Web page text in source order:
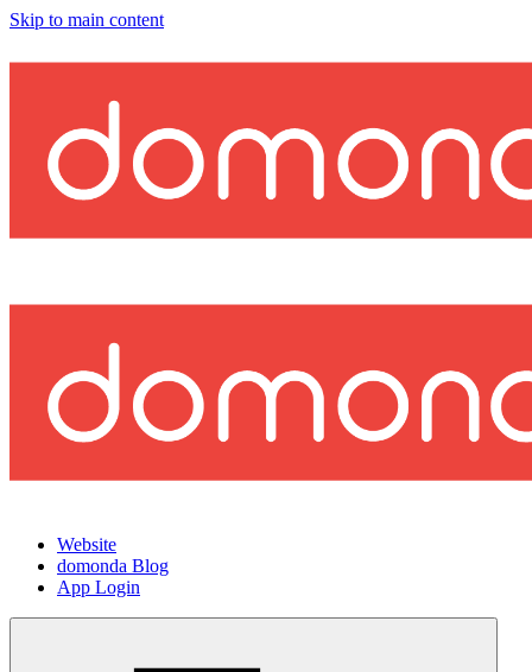
Skip to main content
Website
domonda Blog
App Login